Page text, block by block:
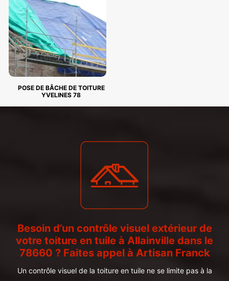
POSE DE BÂCHE DE TOITURE
YVELINES 78
Besoin d’un contrôle visuel extérieur de
votre toiture en tuile à Allainville dans le
78660 ? Faites appel à Artisan Franck
Un contrôle visuel de la toiture en tuile ne se limite pas à la